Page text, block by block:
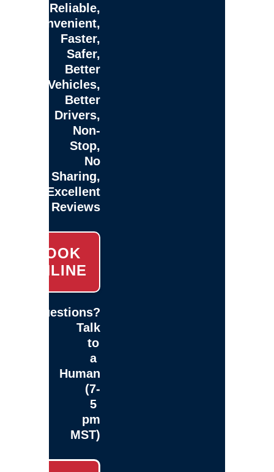
Reliable,
Convenient,
Faster,
Safer,
Better
Vehicles,
Better
Drivers,
Non-
Stop,
No
Sharing,
Excellent
Reviews
BOOK
ONLINE
Questions?
Talk
to
a
Human
(7-
5
pm
MST)